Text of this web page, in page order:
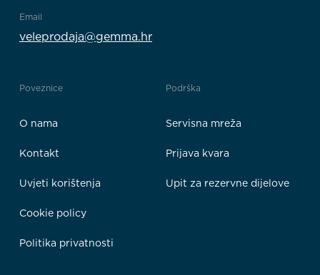
Email
veleprodaja@gemma.hr
Poveznice
O nama
Kontakt
Uvjeti korištenja
Cookie policy
Politika privatnosti
Podrška
Servisna mreža
Prijava kvara
Upit za rezervne dijelove